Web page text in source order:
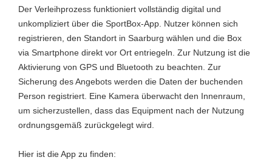
Der Verleihprozess funktioniert vollständig digital und
unkompliziert über die SportBox-App. Nutzer können sich
registrieren, den Standort in Saarburg wählen und die Box
via Smartphone direkt vor Ort entriegeln. Zur Nutzung ist die
Aktivierung von GPS und Bluetooth zu beachten. Zur
Sicherung des Angebots werden die Daten der buchenden
Person registriert. Eine Kamera überwacht den Innenraum,
um sicherzustellen, dass das Equipment nach der Nutzung
ordnungsgemäß zurückgelegt wird.
Hier ist die App zu finden: